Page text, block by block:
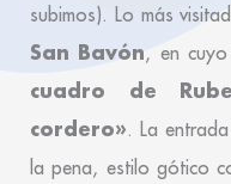
subimos). Lo más
San Bavón, en
cuadro de
cordero». La
la pena, estilo gótico